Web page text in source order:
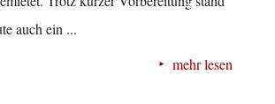
auch ein ...
mehr lesen